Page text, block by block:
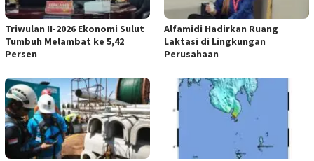
Triwulan II-2026 Ekonomi Sulut
Tumbuh Melambat ke 5,42
Persen
Alfamidi Hadirkan Ruang
Laktasi di Lingkungan
Perusahaan